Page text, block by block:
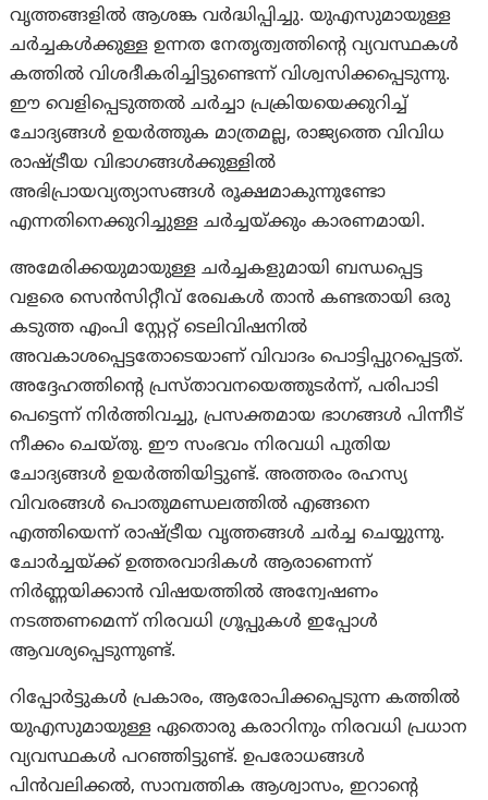
വൃത്തങ്ങളിൽ ആശങ്ക വർദ്ധിപ്പിച്ചു. യുഎസുമായുള്ള
ചർച്ചകൾക്കുള്ള ഉന്നത നേതൃത്വത്തിന്റെ വ്യവസ്ഥകൾ
കത്തിൽ വിശദീകരിച്ചിട്ടുണ്ടെന്ന് വിശ്വസിക്കപ്പെടുന്നു.
ഈ വെളിപ്പെടുത്തൽ ചർച്ചാ പ്രക്രിയയെക്കുറിച്ച്
ചോദ്യങ്ങൾ ഉയർത്തുക മാത്രമല്ല, രാജ്യത്തെ വിവിധ
രാഷ്ട്രീയ വിഭാഗങ്ങൾക്കുള്ളിൽ
അഭിപ്രായവ്യത്യാസങ്ങൾ രൂക്ഷമാകുന്നുണ്ടോ
എന്നതിനെക്കുറിച്ചുള്ള ചർച്ചയ്ക്കും കാരണമായി.
അമേരിക്കയുമായുള്ള ചർച്ചകളുമായി ബന്ധപ്പെട്ട
വളരെ സെൻസിറ്റീവ് രേഖകൾ താൻ കണ്ടതായി ഒരു
കടുത്ത എംപി സ്റ്റേറ്റ് ടെലിവിഷനിൽ
അവകാശപ്പെട്ടതോടെയാണ് വിവാദം പൊട്ടിപ്പുറപ്പെട്ടത്.
അദ്ദേഹത്തിന്റെ പ്രസ്താവനയെത്തുടർന്ന്, പരിപാടി
പെട്ടെന്ന് നിർത്തിവച്ചു, പ്രസക്തമായ ഭാഗങ്ങള്‍ പിന്നീട്
നീക്കം ചെയ്തു. ഈ സംഭവം നിരവധി പുതിയ
ചോദ്യങ്ങൾ ഉയർത്തിയിട്ടുണ്ട്. അത്തരം രഹസ്യ
വിവരങ്ങൾ പൊതുമണ്ഡലത്തിൽ എങ്ങനെ
എത്തിയെന്ന് രാഷ്ട്രീയ വൃത്തങ്ങൾ ചർച്ച ചെയ്യുന്നു.
ചോർച്ചയ്ക്ക് ഉത്തരവാദികൾ ആരാണെന്ന്
നിർണ്ണയിക്കാൻ വിഷയത്തിൽ അന്വേഷണം
നടത്തണമെന്ന് നിരവധി ഗ്രൂപ്പുകൾ ഇപ്പോൾ
ആവശ്യപ്പെടുന്നുണ്ട്.
റിപ്പോർട്ടുകൾ പ്രകാരം, ആരോപിക്കപ്പെടുന്ന കത്തിൽ
യുഎസുമായുള്ള ഏതൊരു കരാറിനും നിരവധി പ്രധാന
വ്യവസ്ഥകൾ പറഞ്ഞിട്ടുണ്ട്. ഉപരോധങ്ങൾ
പിൻവലിക്കൽ, സാമ്പത്തിക ആശ്വാസം, ഇറാന്റെ